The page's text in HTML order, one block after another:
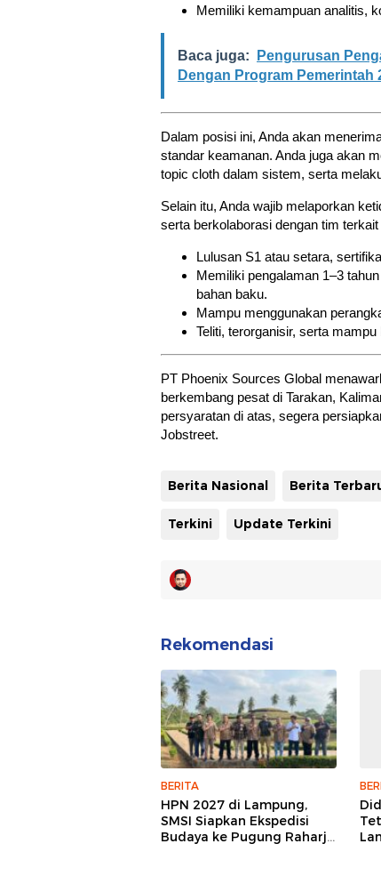
Memiliki kemampuan analitis,
Baca juga:
Pengurusan
Dengan Program Pemerintah
Dalam posisi ini, Anda akan
standar keamanan. Anda juga akan
topic cloth dalam sistem, serta
Selain itu, Anda wajib melaporkan
serta berkolaborasi dengan tim
Lulusan S1 atau setara,
Memiliki pengalaman 1–3
bahan baku.
Mampu menggunakan
Teliti, terorganisir, serta
PT Phoenix Sources Global
berkembang pesat di Tarakan,
persyaratan di atas, segera
Jobstreet.
Berita Nasional Berita
Terkini Update Terkini
Rekomendasi
BERITA
HPN 2027 di Lampung,
SMSI Siapkan Ekspedisi
Budaya ke Pugung Raharjo